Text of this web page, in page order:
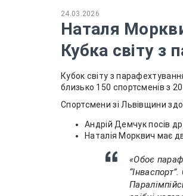
24.03.2026
Наталя
Кубка світу з
Кубок світу з
близько 150 спортсменів з 20
Спортсмени зі Львівщини
Андрій Демчук посів
Наталія Морквич має
«Обоє